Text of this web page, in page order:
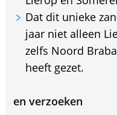
Dat dit unieke
jaar niet alleen
zelfs Noord
heeft gezet.
en verzoeken